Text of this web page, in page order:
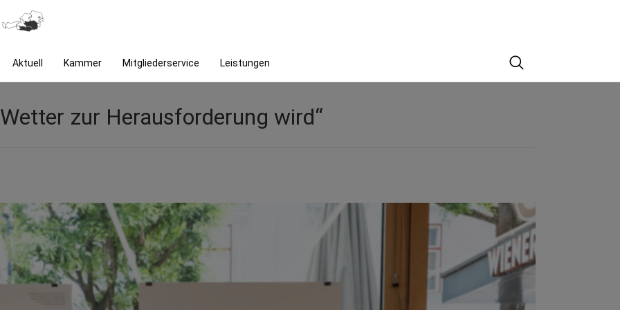
Aktuell Kammer Mitgliederservice Leistungen
Suche
zur Herausforderung wird“